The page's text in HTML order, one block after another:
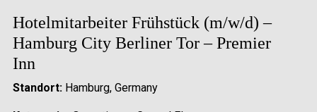
Hotelmitarbeiter Frühstück (m/w/d) –
Hamburg City Berliner Tor – Premier
Inn
Standort:Hamburg, Germany